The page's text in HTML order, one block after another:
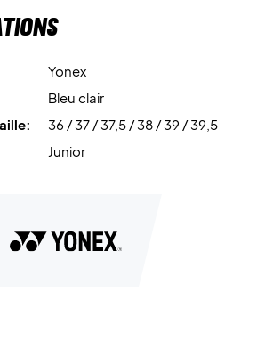
Yonex
Bleu clair
36 / 37 / 37,5 / 38 / 39 / 39,5
Junior